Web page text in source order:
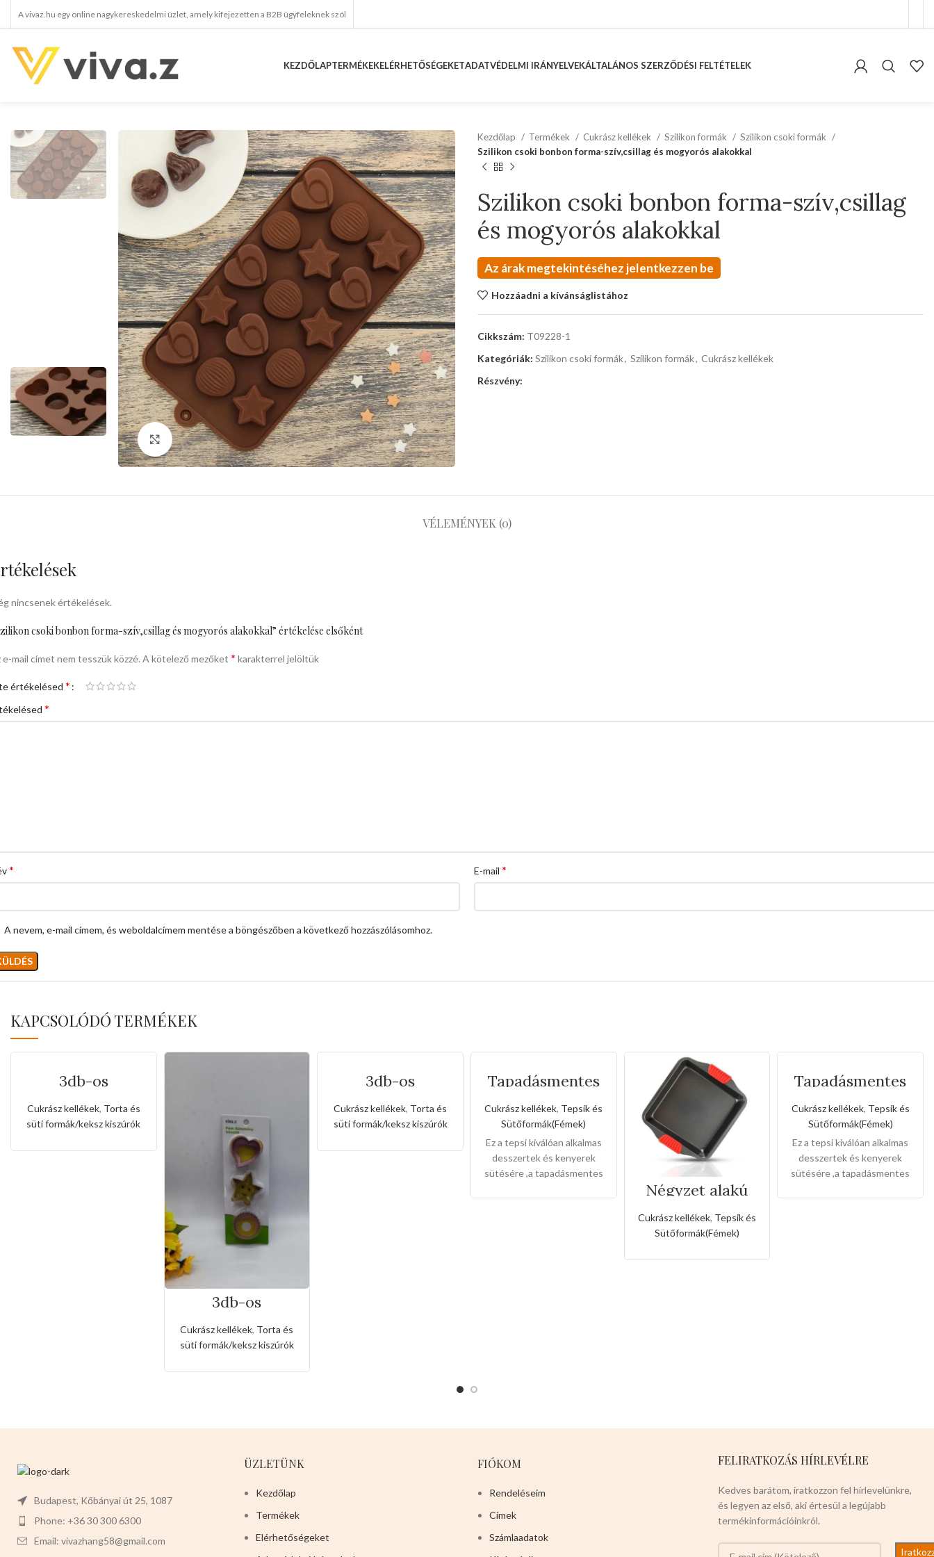
A vivaz.hu egy online nagykereskedelmi üzlet, amely kifejezetten a B2B ügyfeleknek szól
KEZDŐLAPTERMÉKEKELÉRHETŐSÉGEKETADATVÉDELMI IRÁNYELVEKÁLTALÁNOS SZERZŐDÉSI FELTÉTELEK
kattints a kinagyításhoz
Kezdőlap Termékek Cukrász kellékek Szilikon formák
Szilikon csoki formák
Szilikon csoki bonbon forma-szív,csillag és mogyorós alakokkal
Szilikon csoki bonbon forma-szív,csillag
és mogyorós alakokkal
Az árak megtekintéséhez jelentkezzen be
Hozzáadni a kívánságlistához
Cikkszám: T09228-1
Kategóriák: Szilikon csoki formák, Szilikon formák, Cukrász kellékek
Részvény:
VÉLEMÉNYEK (0)
nincsenek értékelések.
csoki bonbon forma-szív,csillag és mogyorós alakokkal” értékelése elsőként
e-mail címet nem tesszük közzé. A kötelező mezőket * karakterrel jelöltük
értékelésed *
*
* E-mail *
A nevem, e-mail címem, és weboldalcímem mentése a böngészőben a következő hozzászólásomhoz.
KAPCSOLÓDÓ TERMÉKEK
3db-os
kiszúró készlet
nyuszi és maci
alakkal
Cukrász kellékek, Torta és
süti formák/keksz kiszúrók
3db-os
rozsdamentes
kiszúró készlet
szív,csillag és
kerek alakkal
Cukrász kellékek, Torta és
süti formák/keksz kiszúrók
3db-os
kiszúró készlet
unikornis és
szivárvány alakkal
Cukrász kellékek, Torta és
süti formák/keksz kiszúrók
Tapadásmentes
forma(Nagy
méret)
Cukrász kellékek, Tepsik és
Sütőformák(Fémek)
Ez a tepsi kiválóan alkalmas
desszertek és kenyerek
sütésére ,a tapadásmentes
Négyzet alakú
tepsi szilikon
fogóval
Cukrász kellékek, Tepsik és
Sütőformák(Fémek)
Tapadásmentes
forma(Közepes
méret)
Cukrász kellékek, Tepsik és
Sütőformák(Fémek)
Ez a tepsi kiválóan alkalmas
desszertek és kenyerek
sütésére ,a tapadásmentes
Budapest, Kőbányai út 25, 1087
Phone: +36 30 300 6300
Email: vivazhang58@gmail.com
ÜZLETÜNK
Kezdőlap
Termékek
Elérhetőségeket
FIÓKOM
Rendeléseim
Címek
Számlaadatok
FELIRATKOZÁS HÍRLEVÉLRE
Kedves barátom, iratkozzon fel hírlevelünkre,
és legyen az első, aki értesül a legújabb
termékinformációinkról.